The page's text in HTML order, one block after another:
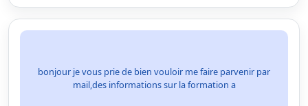
bonjour je vous prie de bien vouloir me faire parvenir par
mail,des informations sur la formation a